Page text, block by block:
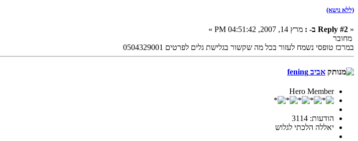
(ללא נושא)
« Reply #2 ב- :
מרץ 14, 2007, 04:51:42 PM »
מחובר
במרכז טופסי נשמח לעזור בכל מה שקשור בגלישת גלים לפרטים 0504329001
אביב fening
Hero Member
הודעות: 3114
יאללה הלכתי לגלוש